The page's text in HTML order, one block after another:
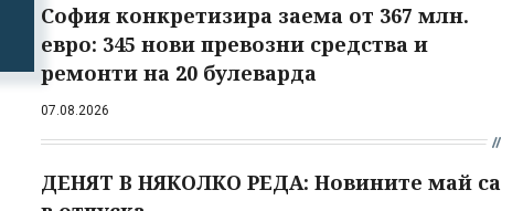
София конкретизира заема от 367 млн.
евро: 345 нови превозни средства и
ремонти на 20 булеварда
07.08.2026
ДЕНЯТ В НЯКОЛКО РЕДА: Новините май са